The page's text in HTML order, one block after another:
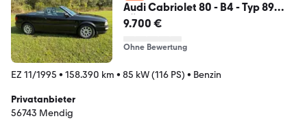
Audi Cabriolet 80 - B4 - Typ 89
TÜV neu
9.700 €
Ohne Bewertung
EZ 11/1995 • 158.390 km • 85 kW (116 PS) • Benzin
Privatanbieter
56743 Mendig